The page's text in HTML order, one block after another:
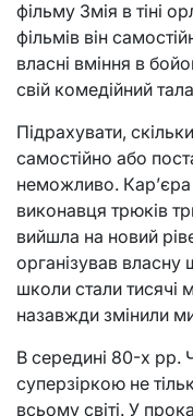
фільму Змія в тіні
фільмів він
власні вміння в
свій комедійний
Підрахувати,
самостійно або
неможливо. Кар’єра
виконавця трюків
вийшла на новий
організував
школи стали тисячі
назавжди змінили
В середині 80-х рр.
суперзіркою не
всьому світі. У